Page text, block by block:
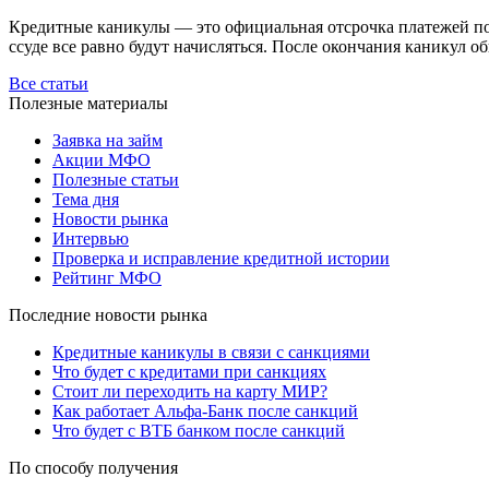
Кредитные каникулы — это официальная отсрочка платежей
ссуде все равно будут начисляться. После окончания
Все статьи
Полезные материалы
Заявка на займ
Акции МФО
Полезные статьи
Тема дня
Новости рынка
Интервью
Проверка и исправление кредитной истории
Рейтинг МФО
Последние новости рынка
Кредитные каникулы в связи с санкциями
Что будет с кредитами при санкциях
Стоит ли переходить на карту МИР?
Как работает Альфа-Банк после санкций
Что будет с ВТБ банком после санкций
По способу получения